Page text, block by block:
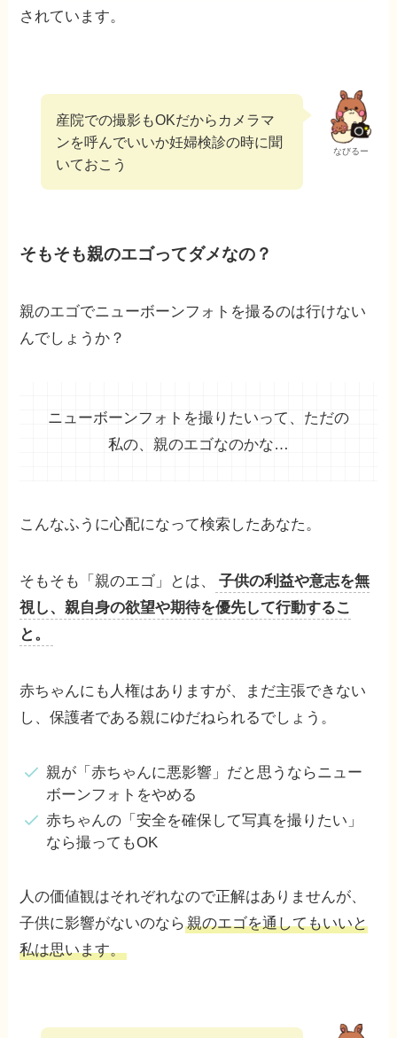
されています。
なびるー
産院での撮影もOKだからカメラマ
ンを呼んでいいか妊婦検診の時に聞
いておこう
そもそも親のエゴってダメなの？
親のエゴでニューボーンフォトを撮るのは行けない
んでしょうか？
ニューボーンフォトを撮りたいって、ただの
私の、親のエゴなのかな…
こんなふうに心配になって検索したあなた。
そもそも「親のエゴ」とは、
子供の利益や意志を無
視し、親自身の欲望や期待を優先して行動するこ
と。
赤ちゃんにも人権はありますが、まだ主張できない
し、保護者である親にゆだねられるでしょう。
親が「赤ちゃんに悪影響」だと思うならニュー
ボーンフォトをやめる
赤ちゃんの「安全を確保して写真を撮りたい」
なら撮ってもOK
人の価値観はそれぞれなので正解はありませんが、
子供に影響がないのなら親のエゴを通してもいいと
私は思います。